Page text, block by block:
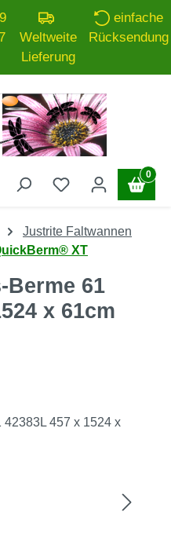
Weltweite
Lieferung
einfache
Rücksendung
0
Justrite Faltwannen
XT
61
x 61cm